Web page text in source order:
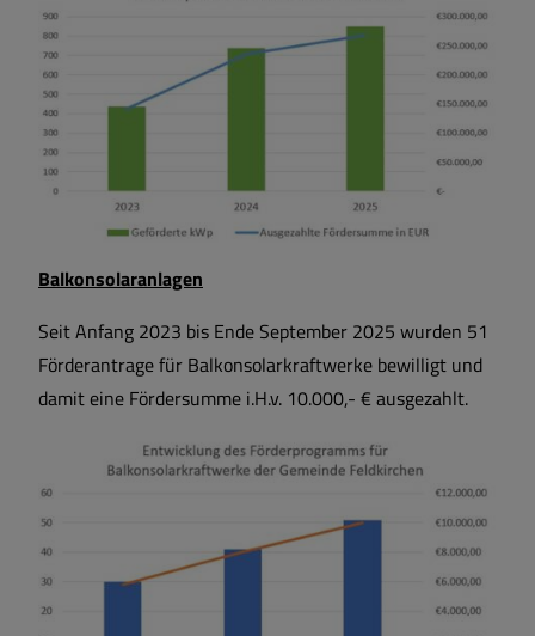
Balkonsolaranlagen
Seit Anfang 2023 bis Ende September 2025 wurden 51
Förderantrage für Balkonsolarkraftwerke bewilligt und
damit eine Fördersumme i.H.v. 10.000,- € ausgezahlt.